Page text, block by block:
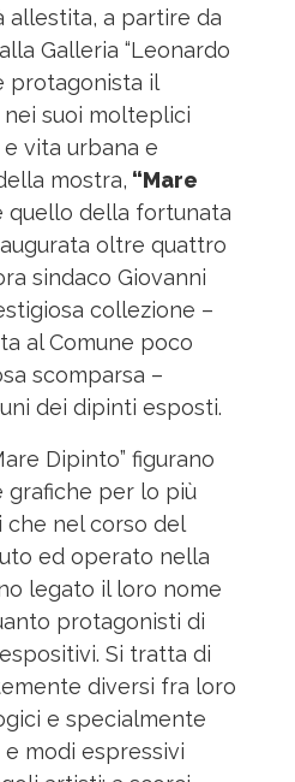
allestita, a partire da
Galleria “Leonardo
protagonista il
suoi molteplici
vita urbana e
mostra, “Mare
quello della fortunata
oltre quattro
sindaco Giovanni
collezione –
al Comune poco
scomparsa –
dei dipinti esposti.
Dipinto” figurano
per lo più
che nel corso del
ed operato nella
legato il loro nome
protagonisti di
Si tratta di
diversi fra loro
e specialmente
modi espressivi